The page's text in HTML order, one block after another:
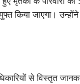
किया जाएगा।
से विस्तृत